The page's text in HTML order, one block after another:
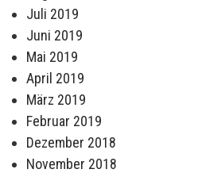
Juli 2019
Juni 2019
Mai 2019
April 2019
März 2019
Februar 2019
Dezember 2018
November 2018